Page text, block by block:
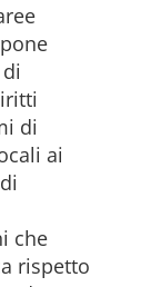
di
ai
che
rispetto